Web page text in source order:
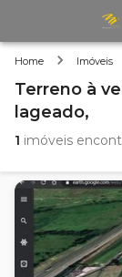
Home Imóveis
Terreno à
lageado,
1 imóveis